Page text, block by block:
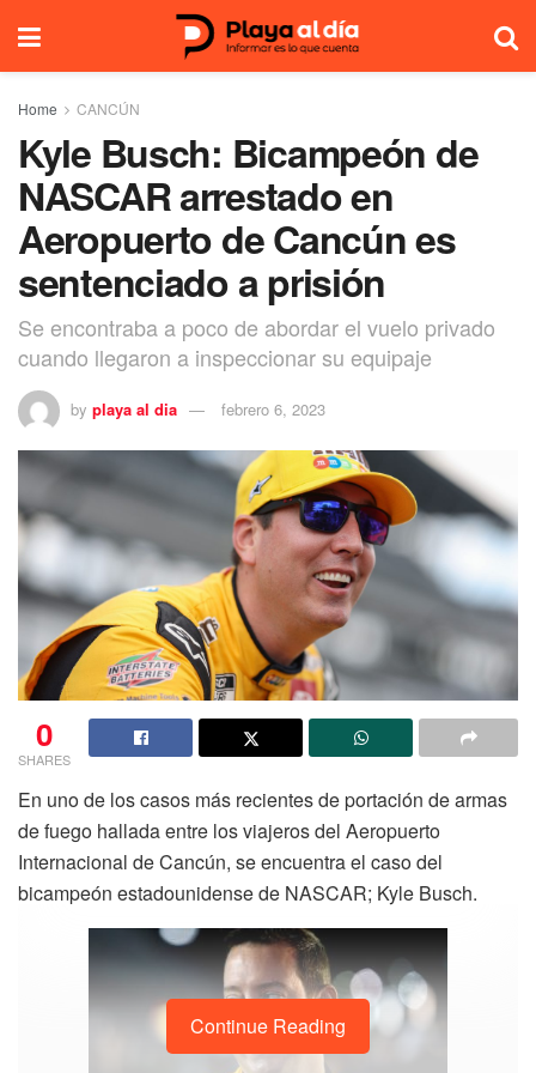
Home CANCÚN
Kyle Busch: Bicampeón de
NASCAR arrestado en
Aeropuerto de Cancún es
sentenciado a prisión
Se encontraba a poco de abordar el vuelo privado
cuando llegaron a inspeccionar su equipaje
by playa al dia febrero 6, 2023
0
SHARES
En uno de los casos más recientes de portación de armas
de fuego hallada entre los viajeros del Aeropuerto
Internacional de Cancún, se encuentra el caso del
bicampeón estadounidense de NASCAR; Kyle Busch.
Continue Reading